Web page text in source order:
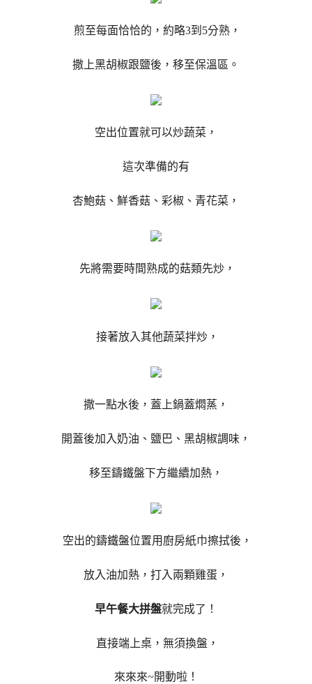
煎至每面恰恰的，約略3到5分熟，
撒上黑胡椒跟鹽後，移至保溫區。
空出位置就可以炒蔬菜，
這次準備的有
杏鮑菇、鮮香菇、彩椒、青花菜，
先將需要時間熟成的菇類先炒，
接著放入其他蔬菜拌炒，
撒一點水後，蓋上鍋蓋燜蒸，
開蓋後加入奶油、鹽巴、黑胡椒調味，
移至鑄鐵盤下方繼續加熱，
空出的鑄鐵盤位置用廚房紙巾擦拭後，
放入油加熱，打入兩顆雞蛋，
早午餐大拼盤就完成了！
直接端上桌，無須換盤，
來來來~開動啦！